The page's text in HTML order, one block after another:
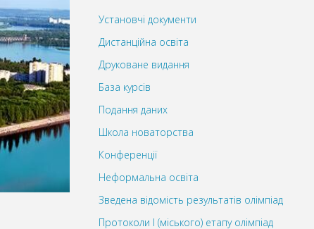
Установчі документи
Дистанційна освіта
Друковане видання
База курсів
Подання даних
Школа новаторства
Конференції
Неформальна освіта
Зведена відомість результатів олімпіад
Протоколи І (міського) етапу олімпіад